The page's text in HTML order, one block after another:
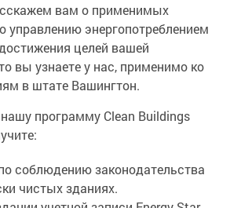
вам о применимых
управлению энергопотреблением
целей вашей
вы узнаете у нас, применимо ко
в штате Вашингтон.
программу Clean Buildings
соблюдению законодательства
чистых зданиях.